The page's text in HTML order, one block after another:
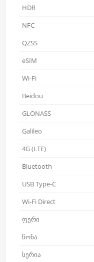
HDR
NFC
QZSS
eSIM
Wi-Fi
Beidou
GLONASS
Galileo
4G (LTE)
Bluetooth
USB Type-C
Wi-Fi Direct
ფერი
წონა
სერია